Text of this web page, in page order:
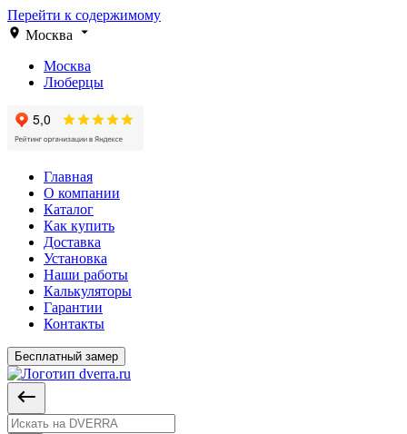
Перейти к содержимому
Москва
Москва
Люберцы
Главная
О компании
Каталог
Как купить
Доставка
Установка
Наши работы
Калькуляторы
Гарантии
Контакты
Бесплатный замер